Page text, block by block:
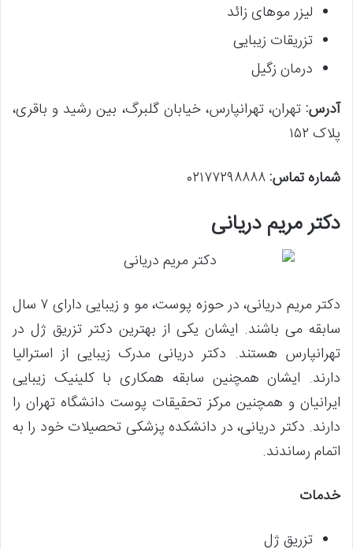
لیزر موهای زائد
تزریقات زیبایی
درمان زگیل
آدرس: تهران، تهرانپارس، خیابان گلبرگ، بین رشید و باقری،
پلاک ۱۵۲
شماره تماس:
دکتر مریم دریانی
دکتر مریم دریانی، در حوزه پوست، مو و زیبایی دارای ۷ سال
سابقه می باشند. ایشان یکی از بهترین دکتر تزریق ژل در
تهرانپارس هستند. دکتر دریانی مدرک زیبایی از استرالیا
دارند. ایشان همچنین سابقه همکاری با کلینیک زیبایی
ایرانیان و همچنین مرکز تحقیقات پوست دانشگاه تهران را
دارند. دکتر دریانی، در دانشکده پزشکی تحصیلات خود را به
اتمام رساندند.
خدمات
تزریق ژل